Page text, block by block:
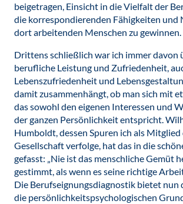
beigetragen, Einsicht in die Vielfalt der
die korrespondierenden Fähigkeiten und
dort arbeitenden Menschen zu gewinnen.
Drittens schließlich war ich immer davon
berufliche Leistung und Zufriedenheit,
Lebenszufriedenheit und
damit zusammenhängt, ob man sich mit
das sowohl den eigenen Interessen und
der ganzen Persönlichkeit entspricht.
Humboldt, dessen Spuren ich als
Gesellschaft verfolge, hat das in die
gefasst: „Nie ist das menschliche Gemüt
gestimmt, als wenn es seine richtige
Die Berufseignungsdiagnostik bietet nun
die persönlichkeitspsychologischen